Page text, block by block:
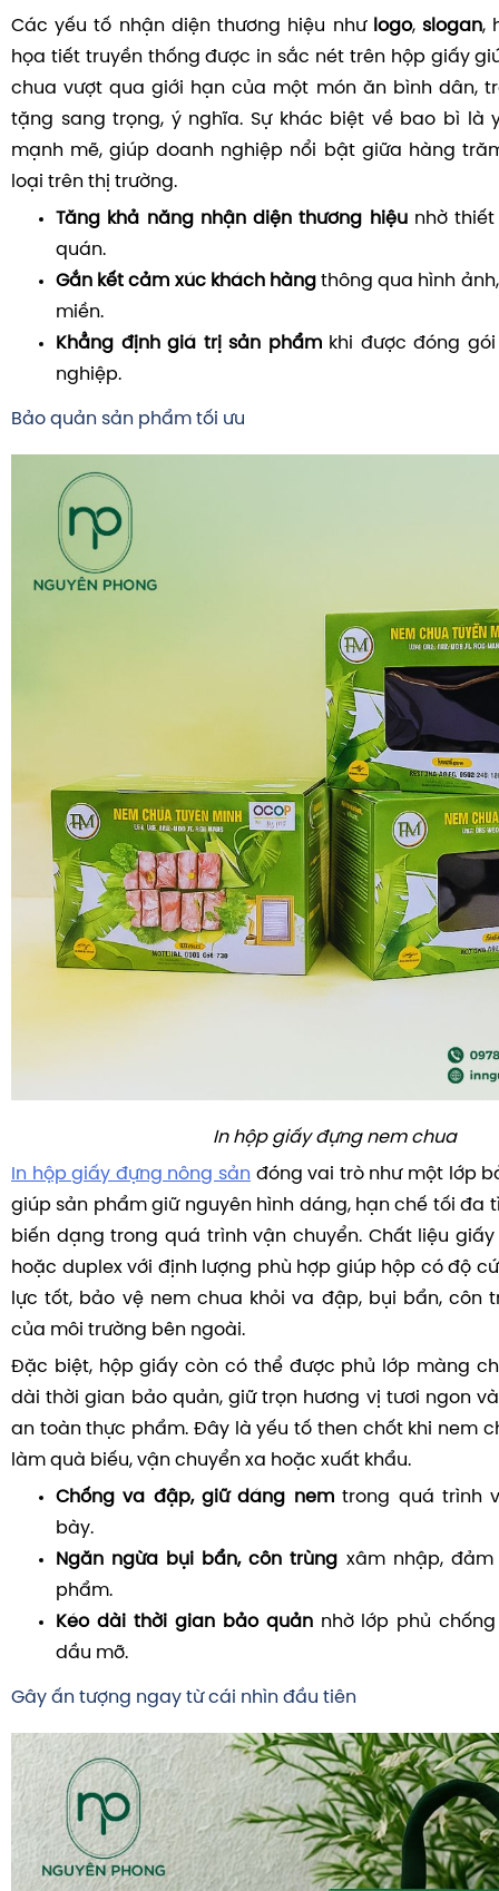
Các yếu tố nhận diện thương hiệu như logo,slogan,
họa tiết truyền thống được in sắc nét trên hộp giấy
chua vượt qua giới hạn của một món ăn bình dân,
tặng sang trọng, ý nghĩa. Sự khác biệt về bao bì là
mạnh mẽ, giúp doanh nghiệp nổi bật giữa hàng
loại trên thị trường.
Tăng khả năng nhận diện thương hiệunhờ thiết
quán.
Gắn kết cảm xúc khách hàngthông qua hình
miền.
Khẳng định giá trị sản phẩmkhi được đóng gói
nghiệp.
Bảo quản sản phẩm tối ưu
In hộp giấy đựng nem chua
In hộp giấy đựng nông sản đóng vai trò như một lớp
giúp sản phẩm giữ nguyên hình dáng, hạn chế tối đa
biến dạng trong quá trình vận chuyển. Chất liệu
hoặc duplex với định lượng phù hợp giúp hộp có độ
lực tốt, bảo vệ nem chua khỏi va đập, bụi bẩn, côn
của môi trường bên ngoài.
Đặc biệt, hộp giấy còn có thể được phủ lớp màng
dài thời gian bảo quản, giữ trọn hương vị tươi ngon
an toàn thực phẩm. Đây là yếu tố then chốt khi nem
làm quà biếu, vận chuyển xa hoặc xuất khẩu.
Chống va đập, giữ dáng nemtrong quá trình
bày.
Ngăn ngừa bụi bẩn, côn trùng xâm nhập,
phẩm.
Kéo dài thời gian bảo quảnnhờ lớp phủ
dầu mỡ.
Gây ấn tượng ngay từ cái nhìn đầu tiên